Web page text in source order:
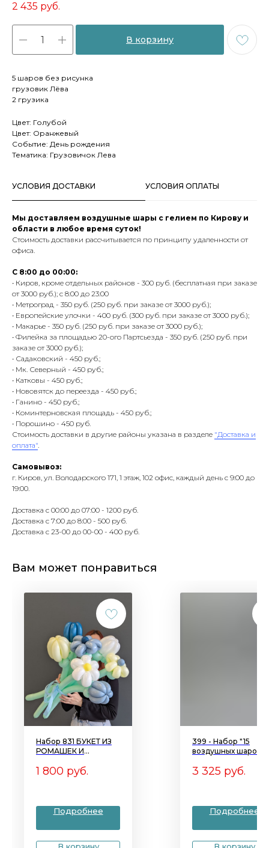
2 435 руб.
В корзину
5 шаров без рисунка
грузовик Лёва
2 грузика
Цвет: Голубой
Цвет: Оранжевый
Событие: День рождения
Тематика: Грузовичок Лева
УСЛОВИЯ ДОСТАВКИ УСЛОВИЯ ОПЛАТЫ
Мы доставляем воздушные шары с гелием по Кирову и
области в любое время суток!
Стоимость доставки рассчитывается по принципу удаленности от
офиса.
С 8:00 до 00:00:
• Киров, кроме отдельных районов - 300 руб. (бесплатная при заказе
от 3000 руб.); с 8:00 до 23:00
• Метроград - 350 руб. (250 руб. при заказе от 3000 руб.);
• Европейские улочки - 400 руб. (300 руб. при заказе от 3000 руб.);
• Макарье - 350 руб. (250 руб. при заказе от 3000 руб.);
• Филейка за площадью 20-ого Партсьезда - 350 руб. (250 руб. при
заказе от 3000 руб.);
• Садаковский - 450 руб.;
• Мк. Северный - 450 руб.;
• Катковы - 450 руб.;
• Нововятск до переезда - 450 руб.;
• Ганино - 450 руб.;
• Коминтерновская площадь - 450 руб.;
• Порошино - 450 руб.
Стоимость доставки в другие районы указана в разделе "Доставка и
оплата".
Самовывоз:
г. Киров, ул. Володарского 171, 1 этаж, 102 офис, каждый день с 9:00 до
19:00.
Доставка с 00:00 до 07:00 - 1200 руб.
Доставка с 7:00 до 8:00 - 500 руб.
Доставка с 23-00 до 00-00 - 400 руб.
Вам может понравиться
Набор 831 БУКЕТ ИЗ
РОМАШЕК И
1 800 руб.
Подробнее
399 - Набор "15
воздушных шаров с
3 325 руб.
Подробнее